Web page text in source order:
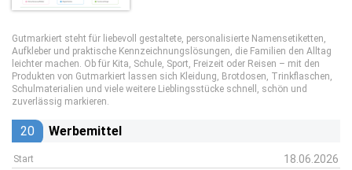
Gutmarkiert steht für liebevoll gestaltete, personalisierte Namensetiketten,
Aufkleber und praktische Kennzeichnungslösungen, die Familien den Alltag
leichter machen. Ob für Kita, Schule, Sport, Freizeit oder Reisen – mit den
Produkten von Gutmarkiert lassen sich Kleidung, Brotdosen, Trinkflaschen,
Schulmaterialien und viele weitere Lieblingsstücke schnell, schön und
zuverlässig markieren.
20 Werbemittel
Start 18.06.2026